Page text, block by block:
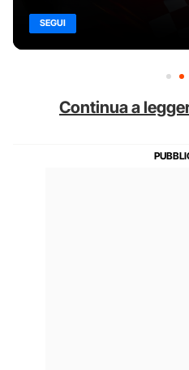
SEGUI
Continua a